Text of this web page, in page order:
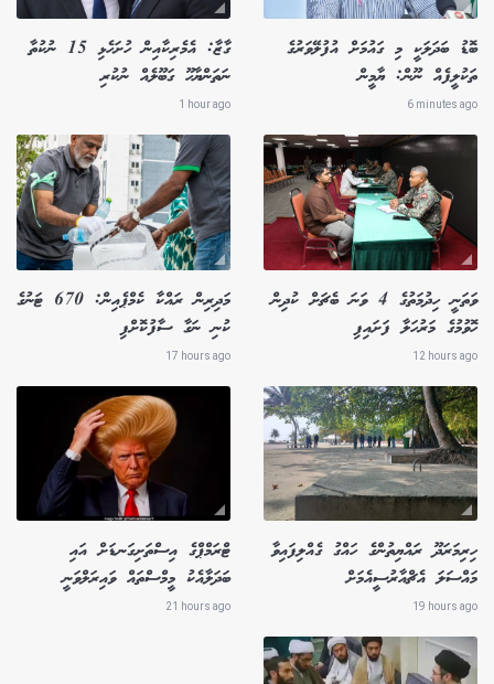
ބޮޑު ބަދަލަކީ މި ގައުމަށް އުފުލޭވަރުގެ
ތަކުލީފެއް ނޫން: ޔާމީން
6 minutes ago
ގާޒާ: އެމެރިކާއިން ހުށަހެޅި 15 ނުކުތާ
ނަތަންޔާހޫ ގަބޫލެއް ނުކުރި
1 hour ago
ވަތަނީ ހިދުމަތުގެ 4 ވަނަ ބެޗަށް ކުދިން
ހޮވުމުގެ މަރުހަލާ ފަށައިފި
12 hours ago
މަދިރިން ރައްކާ ކެމްޕެއިން: 670 ޓަނުގެ
ކުނި ނަގާ ސާފުކޮށްފި
17 hours ago
ހިރިމަރަދޫ ރައްޔިތުންގެ ހައްގު ގެއްލިފައިވާ
މައްސަލަ އެޗްއާރުސީއެމަށް
19 hours ago
ޓްރަމްޕްގެ އިސްތަށިގަނޑަށް އައި
ބަދަލާއެކު މީމްސްތައް ވައިރަލްވަނީ
21 hours ago